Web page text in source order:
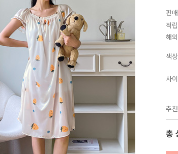
판
적
해
색상
사
추
총